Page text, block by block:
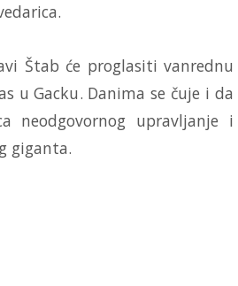
Štab će proglasiti vanrednu
u Gacku. Danima se čuje i da
neodgovornog upravljanje i
giganta.